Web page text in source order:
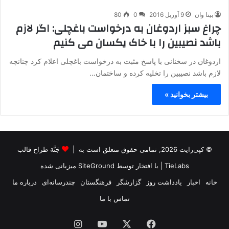
بیتا وان 9 آوریل 2016 0
80
چراغ سبز اردوغان به درخواست باغچلی: اگر لازم
باشد نصیبین را با خاک یکسان می کنیم
اردوغان در سخنانی با پاسخ مثبت به درخواست باغچلی اعلام کرد چنانچه
لازم باشد نصیبین را تخلیه کرده و ساختمان…
بیشتر بخوانید »
© کپی‌رایت 2026, تمامی حقوق متعلق است به |
جَنَّة طراح قالب
TieLabs | با افتخار توسط SiteGround میزبانی شده
خانه
اخبار یادداشت روز گزارشگر فرهنگستان چندرسانه‌ای
درباره ما
تماس با ما
فیس یوتیوب